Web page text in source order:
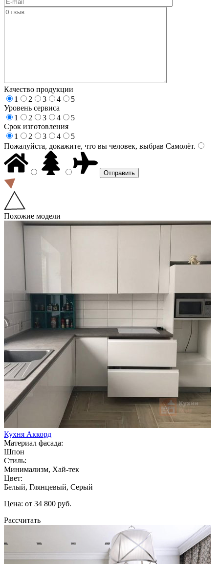
Качество продукции
1
2 3 4
5
Уровень сервиса
1
2 3 4
5
Срок изготовления
1
2 3 4
5
Пожалуйста, докажите, что вы человек, выбрав Самолёт.
Похожие модели
Кухня Аккорд
Материал фасада:
Шпон
Стиль:
Минимализм, Хай-тек
Цвет:
Белый, Глянцевый, Серый
Цена: от 34 800 руб.
Рассчитать